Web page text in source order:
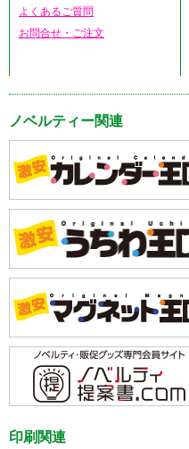
よくあるご質問
お問合せ・ご注文
ノベルティー関連
印刷関連